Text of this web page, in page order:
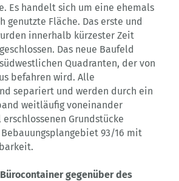
Es handelt sich um eine ehemals
genutzte Fläche. Das erste und
innerhalb kürzester Zeit
Das neue Baufeld
Quadranten, der von
befahren wird. Alle
separiert und werden durch ein
weitläufig voneinander
Grundstücke
93/16 mit
gegenüber des